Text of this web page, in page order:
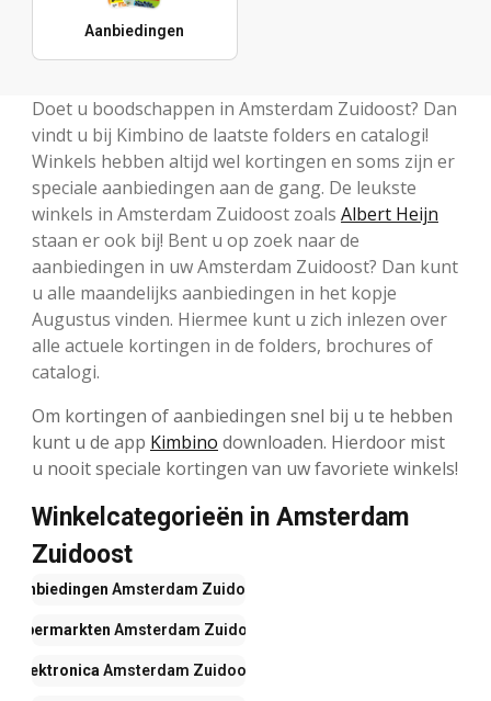
Aanbiedingen
Doet u boodschappen in Amsterdam Zuidoost? Dan
vindt u bij Kimbino de laatste folders en catalogi!
Winkels hebben altijd wel kortingen en soms zijn er
speciale aanbiedingen aan de gang. De leukste
winkels in Amsterdam Zuidoost zoals Albert Heijn
staan er ook bij! Bent u op zoek naar de
aanbiedingen in uw Amsterdam Zuidoost? Dan kunt
u alle maandelijks aanbiedingen in het kopje
Augustus vinden. Hiermee kunt u zich inlezen over
alle actuele kortingen in de folders, brochures of
catalogi.
Om kortingen of aanbiedingen snel bij u te hebben
kunt u de app Kimbino downloaden. Hierdoor mist
u nooit speciale kortingen van uw favoriete winkels!
Winkelcategorieën in Amsterdam
Zuidoost
Aanbiedingen Amsterdam Zuidoost
Supermarkten Amsterdam Zuidoost
Elektronica Amsterdam Zuidoost